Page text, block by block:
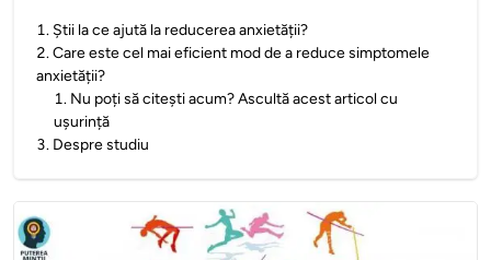
1. Știi la ce ajută la reducerea anxietății?
2.Care este cel mai eficient mod de a reduce simptomele
anxietății?
1. Nu poți să citești acum? Ascultă acest articol cu
ușurință
3. Despre studiu